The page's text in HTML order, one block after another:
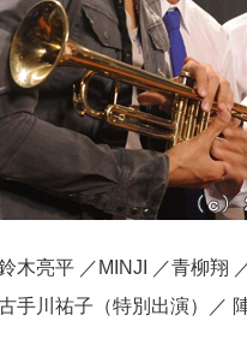
鈴木亮平 ／MINJI ／青柳翔
手川祐子（特別出演）／